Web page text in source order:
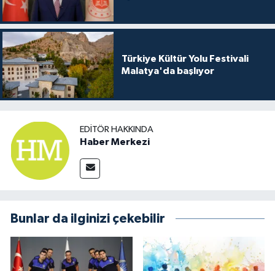
Türkiye Kültür Yolu Festivali
Malatya'da başlıyor
EDITÖR HAKKINDA
Haber Merkezi
Bunlar da ilginizi çekebilir